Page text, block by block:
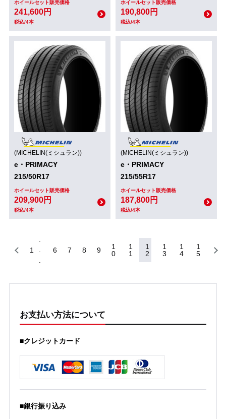
ホイールセット販売価格
241,600円
税込/4本
ホイールセット販売価格
190,800円
税込/4本
(MICHELIN(ミシュラン))
e・PRIMACY
215/50R17
ホイールセット販売価格
209,900円
税込/4本
(MICHELIN(ミシュラン))
e・PRIMACY
215/55R17
ホイールセット販売価格
187,800円
税込/4本
1 6 7 8 9
1
0
1
1
1
2
1
3
1
4
1
5
お支払い方法について
■クレジットカード
■銀行振り込み